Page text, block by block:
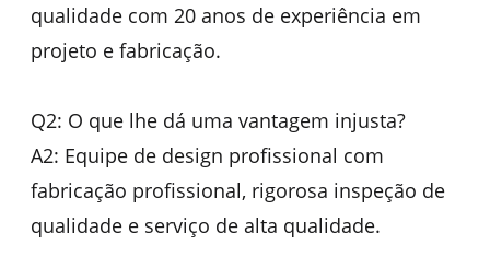
qualidade com 20 anos de experiência em
projeto e fabricação.
Q2: O que lhe dá uma vantagem injusta?
A2: Equipe de design profissional com
fabricação profissional, rigorosa inspeção de
qualidade e serviço de alta qualidade.